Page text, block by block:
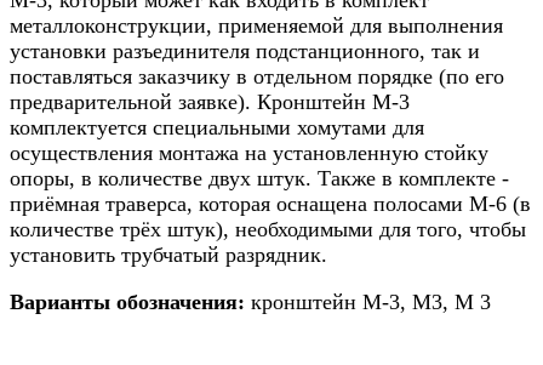
металлоконструкции, применяемой для выполнения
установки разъединителя подстанционного, так и
поставляться заказчику в отдельном порядке (по его
предварительной заявке). Кронштейн М-3
комплектуется специальными хомутами для
осуществления монтажа на установленную стойку
опоры, в количестве двух штук. Также в комплекте -
приёмная траверса, которая оснащена полосами М-6 (в
количестве трёх штук), необходимыми для того, чтобы
установить трубчатый разрядник.
Варианты обозначения: кронштейн М-3, М3, М 3